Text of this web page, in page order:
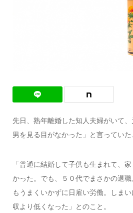
先日、熟年離婚した知人夫婦がいて
男を見る目がなかった」と言っていた
「普通に結婚して子供も生まれて、
かった。でも、５０代でまさかの退
もうまくいかずに日雇い労働。しま
収より低くなった」とのこと。